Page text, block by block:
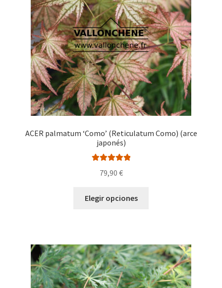
pueden
elegir
en
la
página
de
producto
ACER palmatum ‘Como’ (Reticulatum Como) (arce
japonés)
5.00
79,90 €
Elegir opciones
variantes.
Las
opciones
se